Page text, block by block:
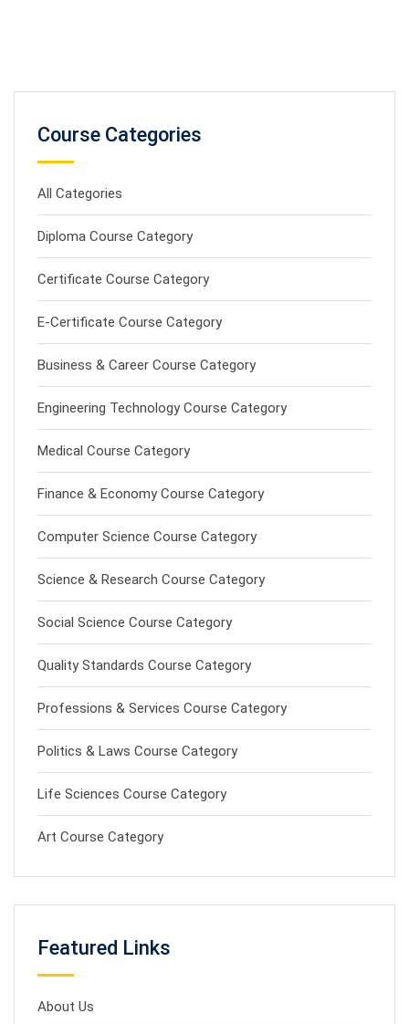
Course Categories
All Categories
Diploma Course Category
Certificate Course Category
E-Certificate Course Category
Business & Career Course Category
Engineering Technology Course Category
Medical Course Category
Finance & Economy Course Category
Computer Science Course Category
Science & Research Course Category
Social Science Course Category
Quality Standards Course Category
Professions & Services Course Category
Politics & Laws Course Category
Life Sciences Course Category
Art Course Category
Featured Links
About Us